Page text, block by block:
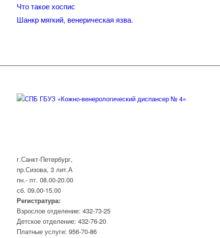
Что такое хоспис
Шанкр мягкий, венерическая язва.
г.Санкт-Петербург,
пр.Сизова, 3 лит.А
пн.- пт. 08.00-20.00
сб. 09.00-15.00
Регистратура:
Взрослое отделение: 432-73-25
Детское отделение: 432-76-20
Платные услуги: 956-70-86